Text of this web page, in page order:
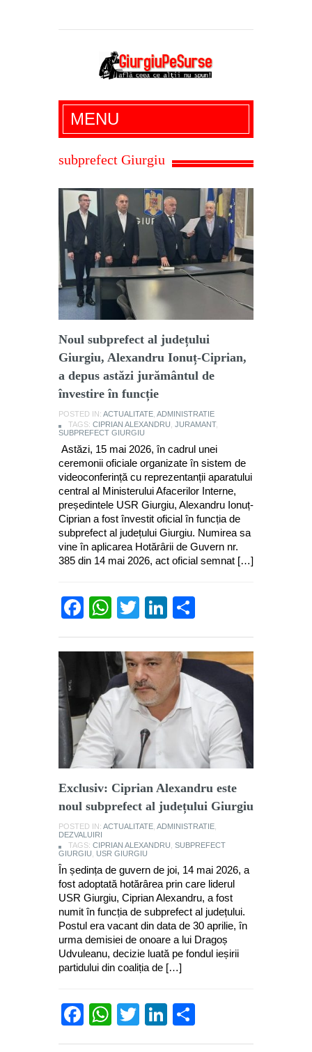
Giurgiu Pe Surse – actualitate giurgiu,
administratie giurgiu, stiri politice, social
economic, editoriale giurgiu, dezvaluiri,
MENU
subprefect Giurgiu
Noul subprefect al județului
Giurgiu, Alexandru Ionuț-Ciprian,
a depus astăzi jurământul de
învestire în funcție
POSTED IN: ACTUALITATE ADMINISTRATIE
TAGS: CIPRIAN ALEXANDRU JURAMANT,
SUBPREFECT GIURGIU
Astăzi, 15 mai 2026, în cadrul unei
ceremonii oficiale organizate în sistem de
videoconferință cu reprezentanții aparatului
central al Ministerului Afacerilor Interne,
președintele USR Giurgiu, Alexandru Ionuț-
Ciprian a fost învestit oficial în funcția de
subprefect al județului Giurgiu. Numirea sa
vine în aplicarea Hotărârii de Guvern nr.
385 din 14 mai 2026, act oficial semnat […]
Facebook
WhatsApp
TwitterLinkedIn
Exclusiv: Ciprian Alexandru este
noul subprefect al județului Giurgiu
POSTED IN: ACTUALITATE ADMINISTRATIE
DEZVALUIRI
TAGS: CIPRIAN ALEXANDRU SUBPREFECT
GIURGIU
USR GIURGIU
În ședința de guvern de joi, 14 mai 2026, a
fost adoptată hotărârea prin care liderul
USR Giurgiu, Ciprian Alexandru, a fost
numit în funcția de subprefect al județului.
Postul era vacant din data de 30 aprilie, în
urma demisiei de onoare a lui Dragoș
Udvuleanu, decizie luată pe fondul ieșirii
partidului din coaliția de […]
Facebook
WhatsApp
TwitterLinkedIn